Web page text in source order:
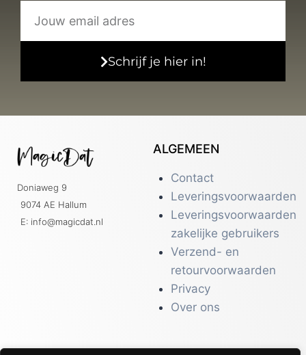
Schrijf je hier in!
Doniaweg 9
9074 AE Hallum
E: info@magicdat.nl
ALGEMEEN
Contact
Leveringsvoorwaarden
Leveringsvoorwaarden
zakelijke gebruikers
Verzend- en
retourvoorwaarden
Privacy
Over ons